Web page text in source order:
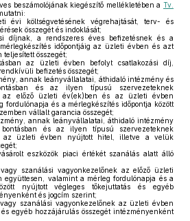
beszámolójának kiegészítő mellékletében a Tv.
évi költségvetésének végrehajtását, terv- és
összegét és indoklását;
díjnak, a rendszeres éves befizetésnek és a
időpontjáig az üzleti évben és azt
teljesített összegét;
az üzleti évben befolyt csatlakozási díj,
befizetés összegét;
annak leányvállalatai, áthidaló intézmény és
és az ilyen típusú szervezeteknek
az előző üzleti év(ek)ben és az üzleti évben
fordulónapja és a mérlegkészítés időpontja között
vállalt garancia összegét;
annak leányvállalatai, áthidaló intézmény
és az ilyen típusú szervezeteknek
az üzleti évben nyújtott hitel, illetve a velük
eszközök piaci értékét szanálás alatt álló
szanálási vagyonkezelőnek az előző üzleti
valamint a mérleg fordulónapja és a
nyújtott végleges tőkejuttatás és egyéb
és jogcím szerint;
szanálási vagyonkezelőnek az üzleti évben
egyéb hozzájárulás összegét intézményenként